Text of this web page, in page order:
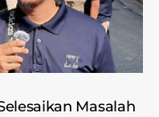
Masalah